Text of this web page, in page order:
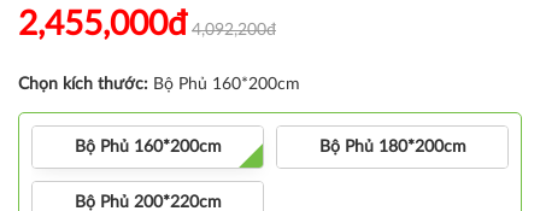
2,455,000đ 4,092,200đ
Chọn kích thước: Bộ Phủ 160*200cm
Bộ Phủ 160*200cm Bộ Phủ 180*200cm
Bộ Phủ 200*220cm